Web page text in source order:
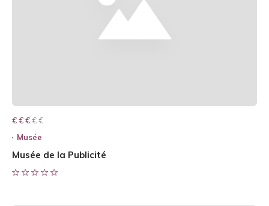
€ € € € €
€ € €
Musée
Musée de la Publicité